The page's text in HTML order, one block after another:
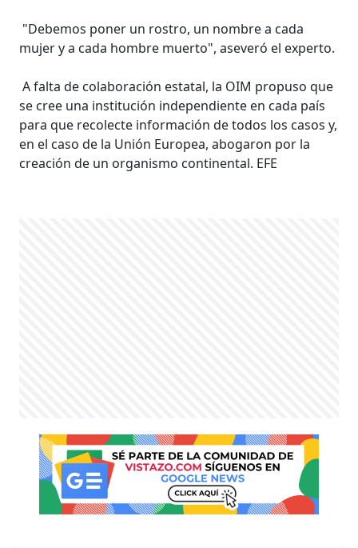
"Debemos poner un rostro, un nombre a cada
mujer y a cada hombre muerto", aseveró el experto.
A falta de colaboración estatal, la OIM propuso que
se cree una institución independiente en cada país
para que recolecte información de todos los casos y,
en el caso de la Unión Europea, abogaron por la
creación de un organismo continental. EFE